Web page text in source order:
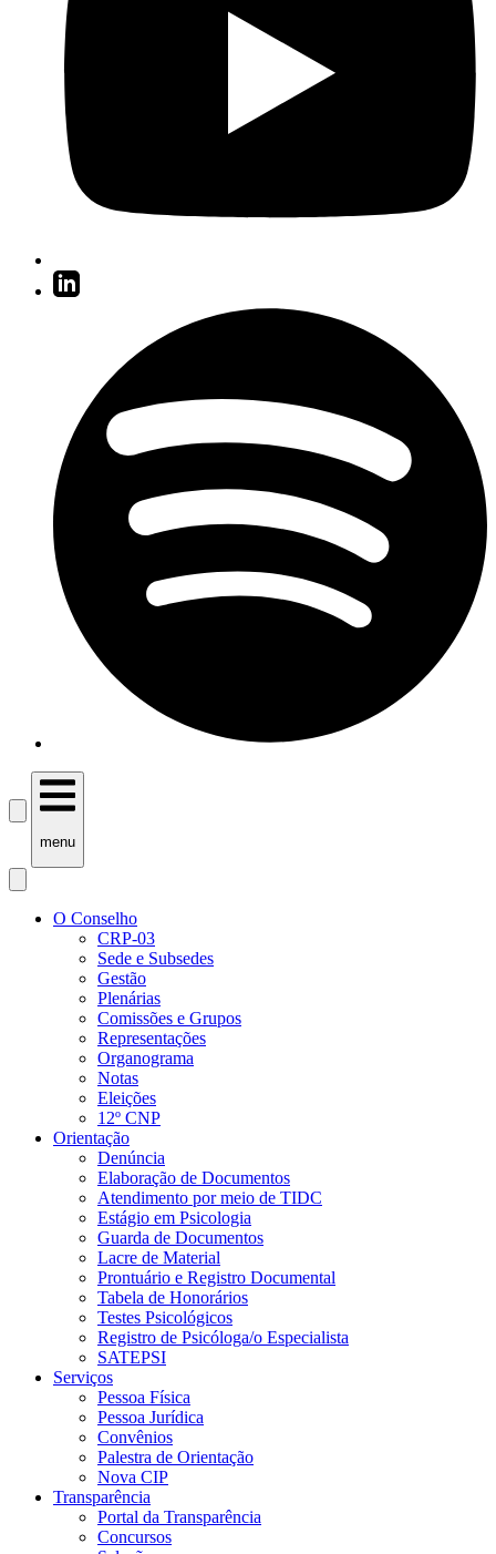
menu
O Conselho
CRP-03
Sede e Subsedes
Gestão
Plenárias
Comissões e Grupos
Representações
Organograma
Notas
Eleições
12º CNP
Orientação
Denúncia
Elaboração de Documentos
Atendimento por meio de TIDC
Estágio em Psicologia
Guarda de Documentos
Lacre de Material
Prontuário e Registro Documental
Tabela de Honorários
Testes Psicológicos
Registro de Psicóloga/o Especialista
SATEPSI
Serviços
Pessoa Física
Pessoa Jurídica
Convênios
Palestra de Orientação
Nova CIP
Transparência
Portal da Transparência
Concursos